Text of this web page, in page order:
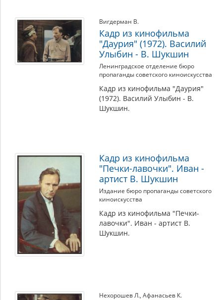
Вигдерман В.
Кадр из кинофильма
"Даурия" (1972). Василий
Улыбин - В. Шукшин
Ленинградское отделение бюро
пропаганды советского киноискусства
Кадр из кинофильма "Даурия"
(1972). Василий Улыбин - В.
Шукшин.
Кадр из кинофильма
"Печки-лавочки". Иван -
артист В. Шукшин
Издание бюро пропаганды советского
киноискусства
Кадр из кинофильма "Печки-
лавочки". Иван - артист В.
Шукшин.
Нехорошев Л., Афанасьев К.